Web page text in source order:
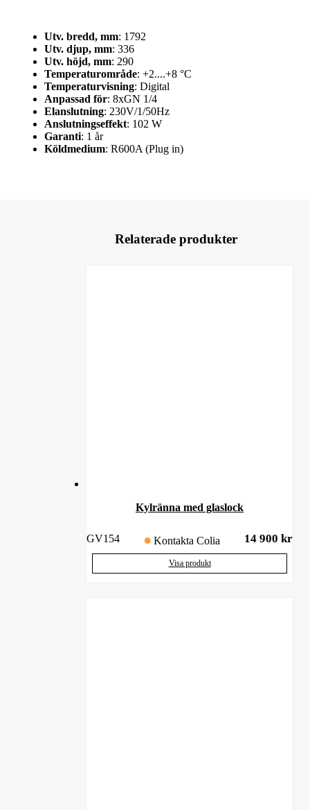
Utv. bredd, mm: 1792
Utv. djup, mm: 336
Utv. höjd, mm: 290
Temperaturområde: +2....+8 °C
Temperaturvisning: Digital
Anpassad för: 8xGN 1/4
Elanslutning: 230V/1/50Hz
Anslutningseffekt: 102 W
Garanti: 1 år
Köldmedium: R600A (Plug in)
Relaterade produkter
Kylränna med glaslock
GV154 Kontakta Colia 14 900 kr
Visa produkt